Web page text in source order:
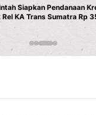
Siapkan Pendanaan
Rel KA Trans Sumatra Rp